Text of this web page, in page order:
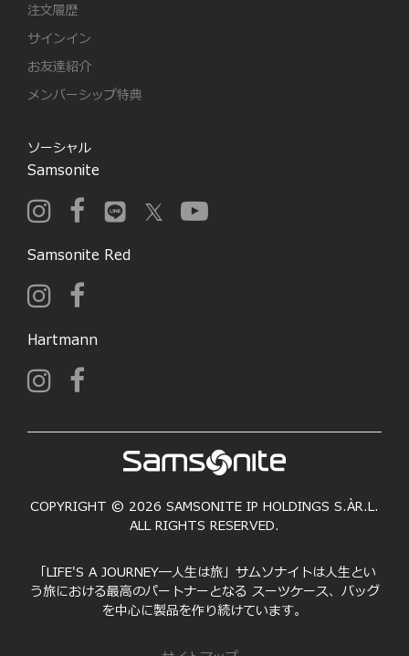
注文履歴
サインイン
お友達紹介
メンバーシップ特典
ソーシャル
Samsonite
Samsonite Red
Hartmann
COPYRIGHT © 2026 SAMSONITE IP HOLDINGS S.ÀR.L.
ALL RIGHTS RESERVED.
「LIFE'S A JOURNEY―人生は旅」サムソナイトは人生とい
う旅における最高のパートナーとなる スーツケース、バッグ
を中心に製品を作り続けています。